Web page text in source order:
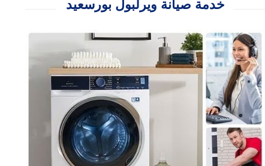
خدمة صيانة ويرلبول بورسعيد